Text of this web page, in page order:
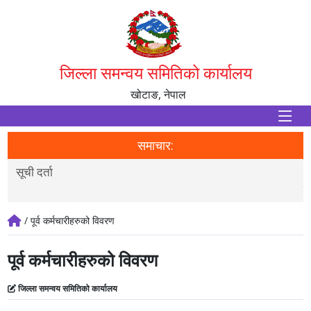
जिल्ला समन्वय समितिको कार्यालय
खोटाङ, नेपाल
समाचार:
सूची दर्ता
/ पूर्व कर्मचारीहरुको विवरण
पूर्व कर्मचारीहरुको विवरण
जिल्ला समन्वय समितिको कार्यालय